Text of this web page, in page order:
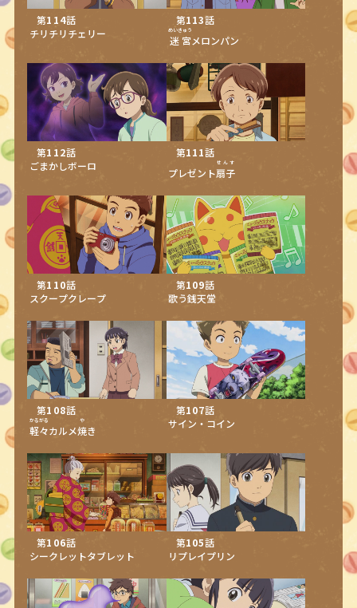
第114話
チリチリチェリー
第113話
迷宮
めいきゅう
メロンパン
第112話
ごまかしボーロ
第111話
プレゼント扇子
せんす
第110話
スクープクレープ
第109話
歌う銭天堂
第108話
軽々
かるがる
カルメ焼
や
き
第107話
サイン・コイン
第106話
シークレットタブレット
第105話
リプレイプリン